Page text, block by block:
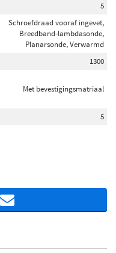
5
Schroefdraad vooraf ingevet,
Breedband-lambdasonde,
Planarsonde, Verwarmd
1300
Met bevestigingsmatriaal
5